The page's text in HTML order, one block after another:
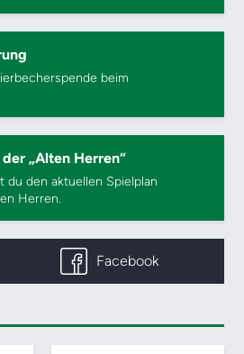
beim
„Alten Herren“
du den aktuellen Spielplan
Herren.
Facebook